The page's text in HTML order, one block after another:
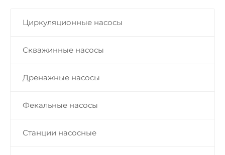
Циркуляционные насосы
Скважинные насосы
Дренажные насосы
Фекальные насосы
Станции насосные